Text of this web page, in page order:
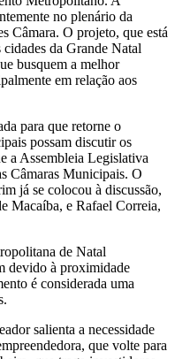
no plenário da
Câmara. O projeto, que está
da Grande Natal
busquem a melhor
em relação aos
para que retorne o
possam discutir os
a Assembleia Legislativa
Câmaras Municipais. O
já se colocou à discussão,
Macaíba, e Rafael Correia,
de Natal
devido à proximidade
é considerada uma
salienta a necessidade
que volte para